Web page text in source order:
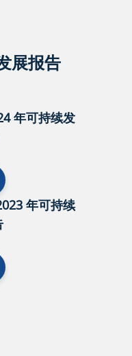
展报告
年可持续发
年可持续